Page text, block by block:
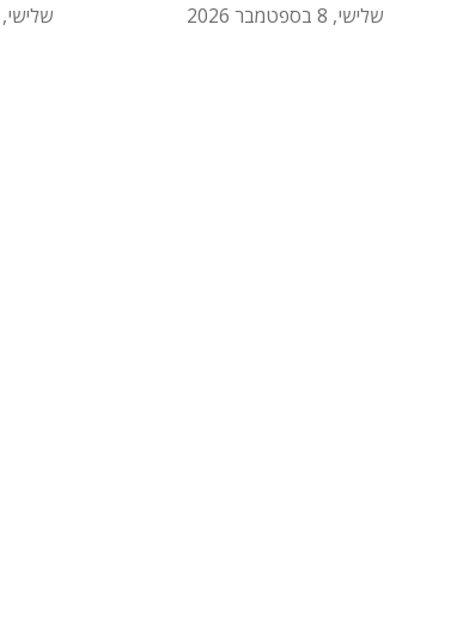
שלישי, 8 בספטמבר 2026 שלישי, 13 באוקטובר 2026